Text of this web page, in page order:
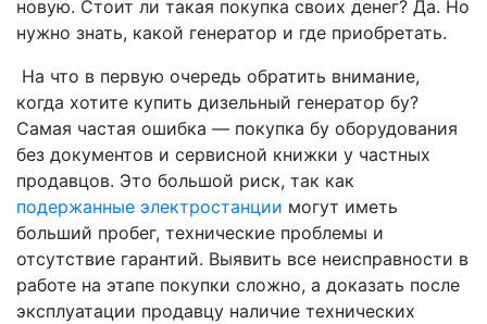
новую. Стоит ли такая покупка своих денег? Да. Но
нужно знать, какой генератор и где приобретать.
На что в первую очередь обратить внимание,
когда хотите купить дизельный генератор бу?
Самая частая ошибка — покупка бу оборудования
без документов и сервисной книжки у частных
продавцов. Это большой риск, так как
подержанные электростанции могут иметь
больший пробег, технические проблемы и
отсутствие гарантий. Выявить все неисправности в
работе на этапе покупки сложно, а доказать после
эксплуатации продавцу наличие технических